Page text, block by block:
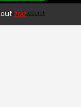
zde
Pavel Kocourek